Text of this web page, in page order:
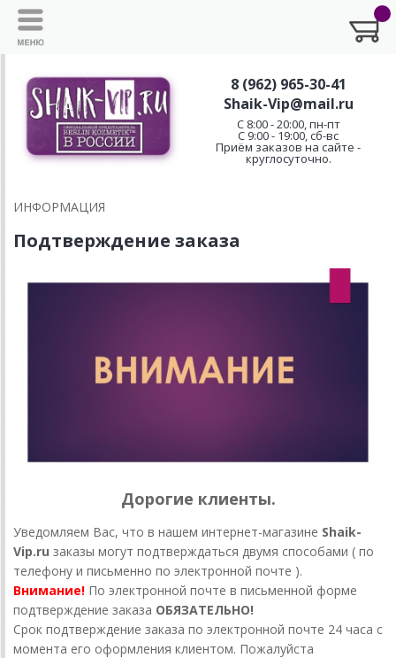
8 (962) 965-30-41
Shaik-Vip@mail.ru
C 8:00 - 20:00, пн-пт
С 9:00 - 19:00, сб-вс
Приём заказов на сайте -
круглосуточно.
ИНФОРМАЦИЯ
Подтверждение заказа
Дорогие клиенты.
Уведомляем Вас, что в нашем интернет-магазине Shaik-
Vip.ru заказы могут подтверждаться двумя способами ( по
телефону и письменно по электронной почте ).
Внимание! По электронной почте в письменной форме
подтверждение заказа ОБЯЗАТЕЛЬНО!
Срок подтверждение заказа по электронной почте 24 часа с
момента его оформления клиентом. Пожалуйста